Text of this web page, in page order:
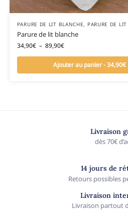
PARURE DE LIT BLANCHE, PARURE DE
Parure de lit blanche
34,90€ – 89,90€
Ajouter au panier - 34,90€
Livraison
dès 70€
14 jours de
Retours possibles
Livraison
Livraison partout